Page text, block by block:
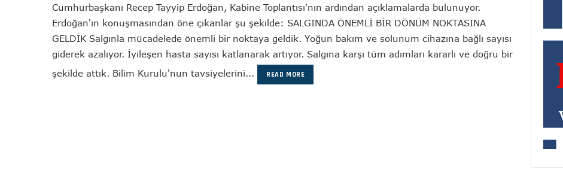
Cumhurbaşkanı Recep Tayyip Erdoğan, Kabine Toplantısı'nın ardından açıklamalarda bulunuyor.
Erdoğan'ın konuşmasından öne çıkanlar şu şekilde: SALGINDA ÖNEMLİ BİR DÖNÜM NOKTASINA
GELDİK Salgınla mücadelede önemli bir noktaya geldik. Yoğun bakım ve solunum cihazına bağlı sayısı
giderek azalıyor. İyileşen hasta sayısı katlanarak artıyor. Salgına karşı tüm adımları kararlı ve doğru bir
şekilde attık. Bilim Kurulu'nun tavsiyelerini...
READ MORE